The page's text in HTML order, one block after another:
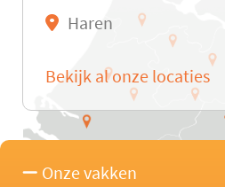
Haren
Bekijk al onze locaties
Onze vakken